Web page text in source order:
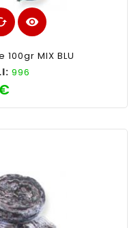
visibility
MIX BLU
996
Prezzo